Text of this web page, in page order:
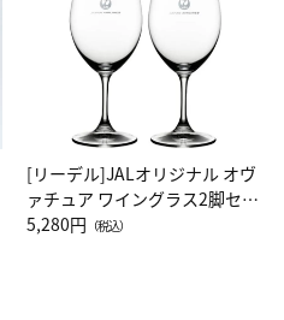
[リーデル]JALオリジナル オヴ
ァチュア ワイングラス2脚セッ
ト（レッドワイン）
5,280円 （税込）